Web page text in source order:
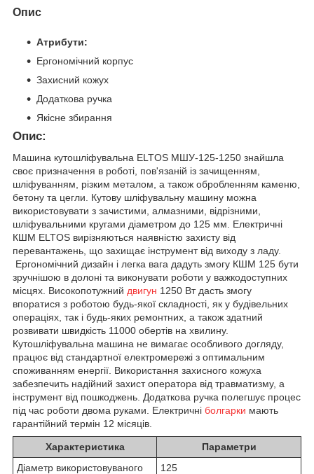
Опис
Атрибути:
Ергономічний корпус
Захисний кожух
Додаткова ручка
Якісне збирання
Опис:
Машина кутошліфувальна ELTOS МШУ-125-1250 знайшла
своє призначення в роботі, пов'язаній із зачищенням,
шліфуванням, різким металом, а також обробленням каменю,
бетону та цегли. Кутову шліфувальну машину можна
використовувати з зачистими, алмазними, відрізними,
шліфувальними кругами діаметром до 125 мм. Електричні
КШМ ELTOS вирізняються наявністю захисту від
перевантажень, що захищає інструмент від виходу з ладу.
Ергономічний дизайн і легка вага дадуть змогу КШМ 125 бути
зручнішою в долоні та виконувати роботи у важкодоступних
місцях. Високопотужний двигун 1250 Вт дасть змогу
впоратися з роботою будь-якої складності, як у будівельних
операціях, так і будь-яких ремонтних, а також здатний
розвивати швидкість 11000 обертів на хвилину.
Кутошліфувальна машина не вимагає особливого догляду,
працює від стандартної електромережі з оптимальним
споживанням енергії. Використання захисного кожуха
забезпечить надійний захист оператора від травматизму, а
інструмент від пошкоджень. Додаткова ручка полегшує процес
під час роботи двома руками. Електричні болгарки мають
гарантійний термін 12 місяців.
Характеристика
Параметри
Діаметр використовуваного
125